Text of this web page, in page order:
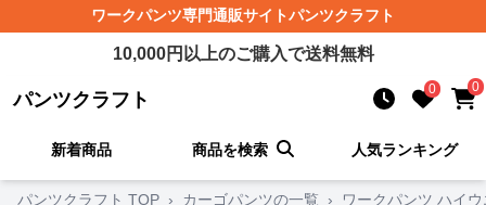
ワークパンツ専門通販サイトパンツクラフト
10,000円以上のご購入で送料無料
パンツクラフト 0 0
新着商品 商品を検索 人気ランキング
パンツクラフト TOP › カーゴパンツの一覧 › ワークパンツ ハイ